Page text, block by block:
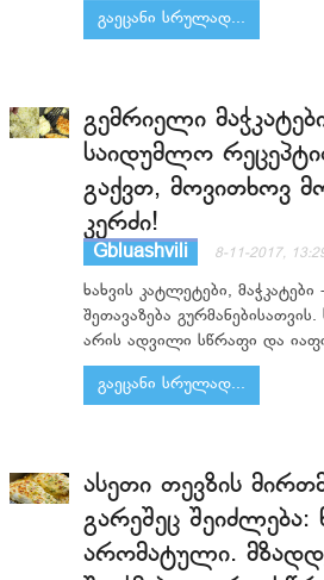
გაეცანი სრულად...
გემრიელი
საიდუმლო
გაქვთ, მოვითხოვ
კერძი!
Gbluashvili 8-11-2017,
ხახვის კატლეტები,
შეთავაზება გურმანებისათვის.
არის ადვილი სწრაფი და
გაეცანი სრულად...
ასეთი თევზის
გარეშეც შეიძლება:
არომატული.